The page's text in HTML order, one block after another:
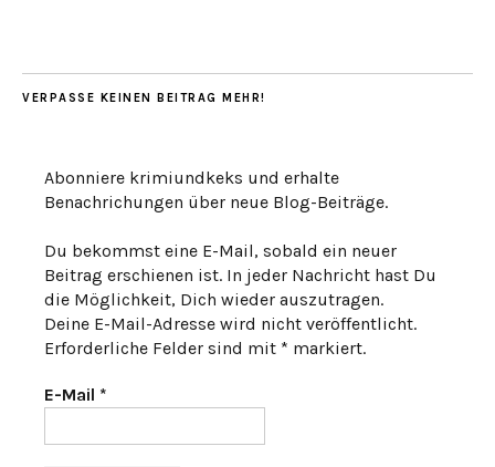
VERPASSE KEINEN BEITRAG MEHR!
Abonniere krimiundkeks und erhalte
Benachrichungen über neue Blog-Beiträge.
Du bekommst eine E-Mail, sobald ein neuer
Beitrag erschienen ist. In jeder Nachricht hast Du
die Möglichkeit, Dich wieder auszutragen.
Deine E-Mail-Adresse wird nicht veröffentlicht.
Erforderliche Felder sind mit * markiert.
E-Mail *